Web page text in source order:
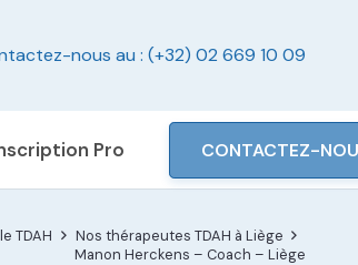
nous au : (+32) 02 669 10 09
Pro CONTACTEZ-
TDAH
Nos thérapeutes TDAH à Liège
Manon Herckens – Coach – Liège